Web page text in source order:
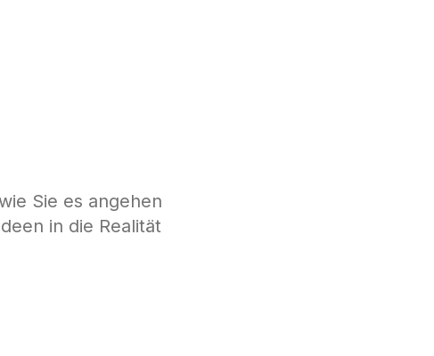
Sie es angehen
in die Realität